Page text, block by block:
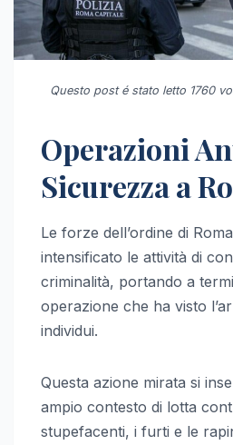
Questo post é stato letto 1760
Operazioni
Sicurezza a
Le forze dell’ordine di
intensificato le attività di
criminalità, portando a
operazione che ha visto
individui.
Questa azione mirata si
ampio contesto di lotta
stupefacenti, i furti e le